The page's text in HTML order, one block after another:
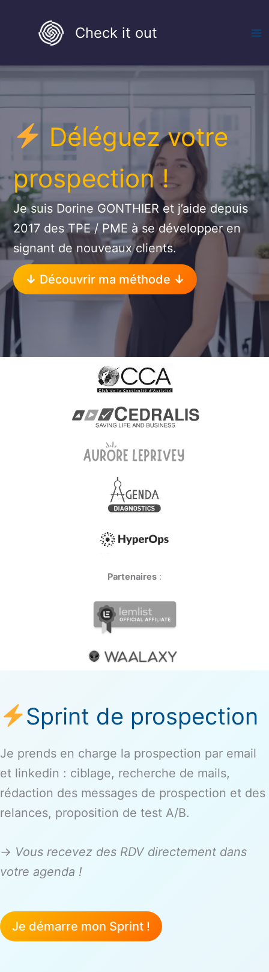
Check it out
Déléguez votre
prospection !
Je suis Dorine GONTHIER et j’aide depuis
2017 des TPE / PME à se développer en
signant de nouveaux clients.
↓ Découvrir ma méthode ↓
Partenaires :
Sprint de prospection
Je prends en charge la prospection par email
et linkedin : ciblage, recherche de mails,
rédaction des messages de prospection et des
relances, proposition de test A/B.
→ Vous recevez des RDV directement dans
votre agenda !
Je démarre mon Sprint !